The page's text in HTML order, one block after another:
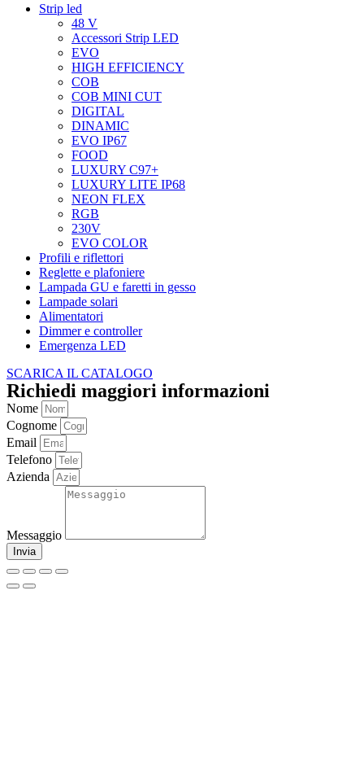
Strip led
48 V
Accessori Strip LED
EVO
HIGH EFFICIENCY
COB
COB MINI CUT
DIGITAL
DINAMIC
EVO IP67
FOOD
LUXURY C97+
LUXURY LITE IP68
NEON FLEX
RGB
230V
EVO COLOR
Profili e riflettori
Reglette e plafoniere
Lampada GU e faretti in gesso
Lampade solari
Alimentatori
Dimmer e controller
Emergenza LED
SCARICA IL CATALOGO
Richiedi maggiori informazioni
Nome
Cognome
Email
Telefono
Azienda
Messaggio
Invia